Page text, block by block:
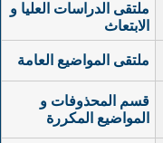
ملتقى الدراسات العليا و
الابتعاث
ملتقى المواضيع العامة
قسم المحذوفات و
المواضيع المكررة